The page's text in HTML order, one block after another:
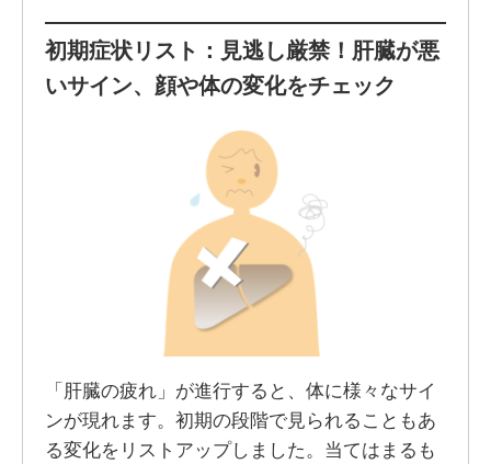
初期症状リスト：見逃し厳禁！肝臓が悪
いサイン、顔や体の変化をチェック
「肝臓の疲れ」が進行すると、体に様々なサイ
ンが現れます。初期の段階で見られることもあ
る変化をリストアップしました。当てはまるも